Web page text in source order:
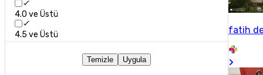
4.0 ve Üstü
4.5 ve Üstü
Temizle Uygula
fatih